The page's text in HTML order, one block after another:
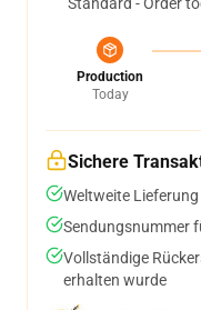
Production
Today
Sichere
Weltweite
Sendungsnummer
Vollständige
erhalten wurde